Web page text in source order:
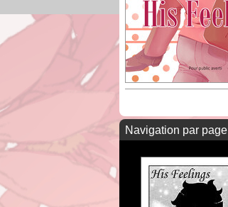
Navigation par page